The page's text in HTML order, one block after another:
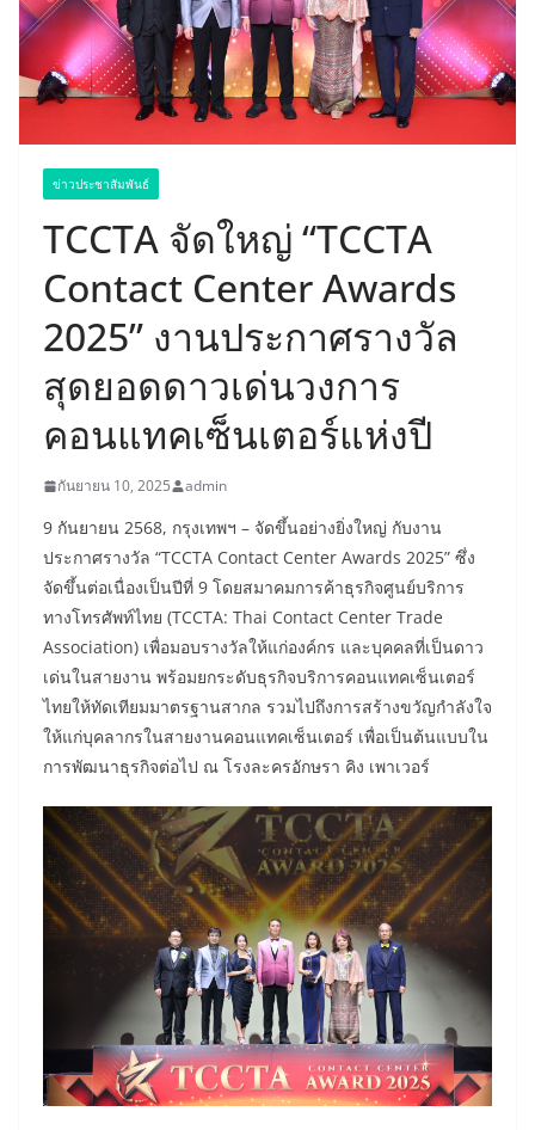
ข่าวประชาสัมพันธ์
TCCTA จัดใหญ่ “TCCTA
Contact Center Awards
2025” งานประกาศรางวัล
สุดยอดดาวเด่นวงการ
คอนแทคเซ็นเตอร์แห่งปี
กันยายน 10, 2025 admin
9 กันยายน 2568, กรุงเทพฯ – จัดขึ้นอย่างยิ่งใหญ่ กับงาน
ประกาศรางวัล “TCCTA Contact Center Awards 2025” ซึ่ง
จัดขึ้นต่อเนื่องเป็นปีที่ 9 โดยสมาคมการค้าธุรกิจศูนย์บริการ
ทางโทรศัพท์ไทย (TCCTA: Thai Contact Center Trade
Association) เพื่อมอบรางวัลให้แก่องค์กร และบุคคลที่เป็นดาว
เด่นในสายงาน พร้อมยกระดับธุรกิจบริการคอนแทคเซ็นเตอร์
ไทยให้ทัดเทียมมาตรฐานสากล รวมไปถึงการสร้างขวัญกำลังใจ
ให้แก่บุคลากรในสายงานคอนแทคเซ็นเตอร์ เพื่อเป็นต้นแบบใน
การพัฒนาธุรกิจต่อไป ณ โรงละครอักษรา คิง เพาเวอร์